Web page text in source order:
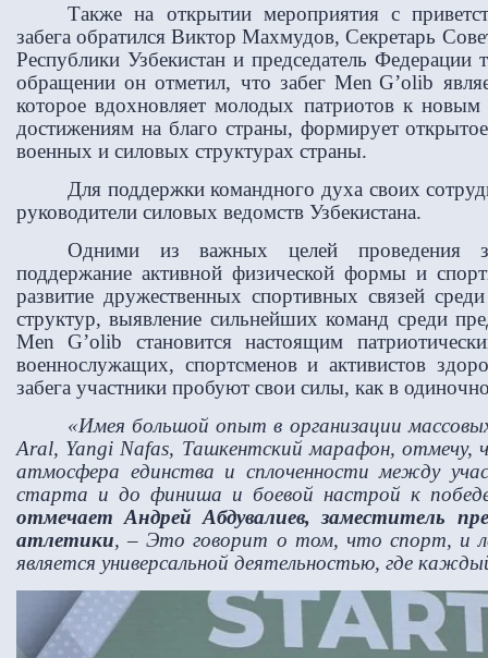
Также на открытии мероприятия с
забега обратился Виктор Махмудов, Секретарь
Республики Узбекистан и председатель Федерации
обращении он отметил, что забегMen G’olib
которое вдохновляет молодых патриотов к
достижениям на благо страны, формирует
военных и силовых структурах страны.
Для поддержки командного духа своих
руководители силовых ведомств Узбекистана.
Одними из важных целей проведения
поддержание активной физической формы и
развитие дружественных спортивных связей
структур, выявление сильнейших команд среди
Men G’olib становится настоящим
военнослужащих, спортсменов и активистов
забега участники пробуют свои силы, как в
«Имея большой опыт в организации
Aral, Yangi Nafas, Ташкентский марафон, отмечу,
атмосфера единства и сплоченности между
старта и до финиша и боевой настрой к
отмечает Андрей Абдувалиев, заместитель
атлетики, – Это говорит о том, что спорт, и
является универсальной деятельностью, где